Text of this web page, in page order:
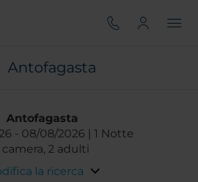
Antofagasta
Antofagasta
08/08/2026
1 Notte
camera, 2 adulti
la ricerca